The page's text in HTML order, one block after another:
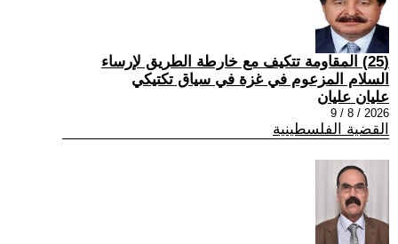
(25) المقاومة تتكيف مع خارطة الطريق لإرساء
السلام المزعوم في غزة في سياق تكتيكي
عليان عليان
2026 / 8 / 9
القضية الفلسطينية